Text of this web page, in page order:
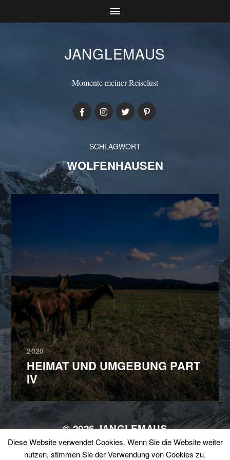
JANGLEMAUS
Momente meiner Reiselust
SCHLAGWORT
WOLFENHAUSEN
2020
HEIMAT UND UMGEBUNG PART
IV
© 2026JANGLEMAUS
THEMA VONANDERS NORÉN
Diese Website verwendet Cookies. Wenn Sie die Website weiter
nutzen, stimmen Sie der Verwendung von Cookies zu.